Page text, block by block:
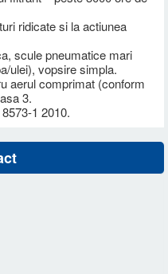
ridicate si la actiunea
scule pneumatice mari
ulei), vopsire simpla.
aerul comprimat (conform
3.
1 2010.